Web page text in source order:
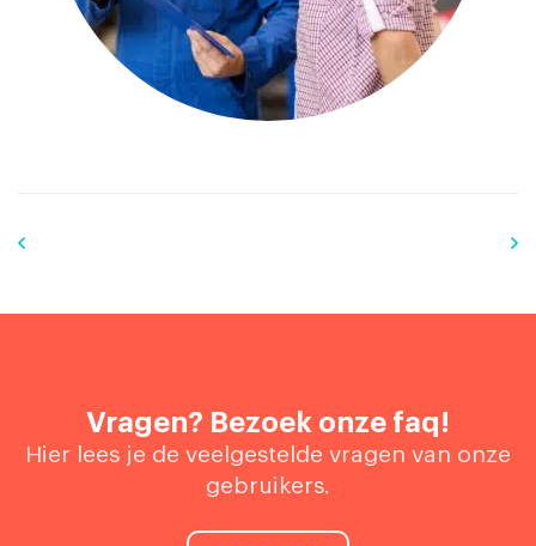
Vragen? Bezoek onze faq!
Hier lees je de veelgestelde vragen van onze
gebruikers.